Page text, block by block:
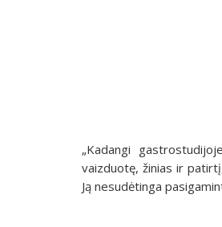
„Kadangi
vaizduotę, žinias ir
Ją nesudėtinga